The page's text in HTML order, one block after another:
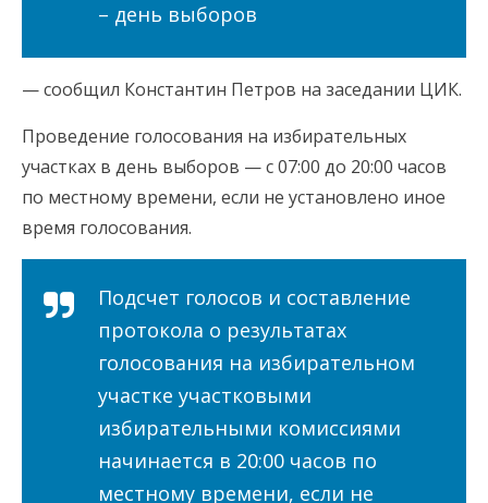
– день выборов
— сообщил Константин Петров на заседании ЦИК.
Проведение голосования на избирательных
участках в день выборов — с 07:00 до 20:00 часов
по местному времени, если не установлено иное
время голосования.
Подсчет голосов и составление
протокола о результатах
голосования на избирательном
участке участковыми
избирательными комиссиями
начинается в 20:00 часов по
местному времени, если не